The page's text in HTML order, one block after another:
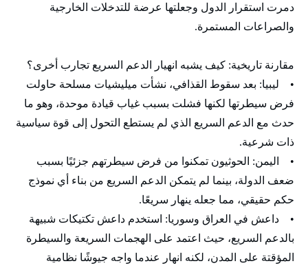
دمرت استقرار الدول وجعلتها عرضة للتدخلات الخارجية
والصراعات المستمرة.
مقارنة تاريخية: كيف يشبه انهيار الدعم السريع تجارب أخرى؟
• ليبيا: بعد سقوط القذافي، نشأت ميليشيات مسلحة حاولت
فرض سيطرتها لكنها فشلت بسبب غياب قيادة موحدة، وهو ما
حدث مع الدعم السريع الذي لم يستطع التحول إلى قوة سياسية
ذات شرعية.
• اليمن: الحوثيون تمكنوا من فرض سيطرتهم جزئيًا بسبب
ضعف الدولة، بينما لم يتمكن الدعم السريع من بناء أي نموذج
حكم حقيقي، مما جعله ينهار سريعًا.
• داعش في العراق وسوريا: استخدم داعش تكتيكات شبيهة
بالدعم السريع، حيث اعتمد على الهجمات السريعة والسيطرة
المؤقتة على المدن، لكنه انهار عندما واجه جيوشًا نظامية